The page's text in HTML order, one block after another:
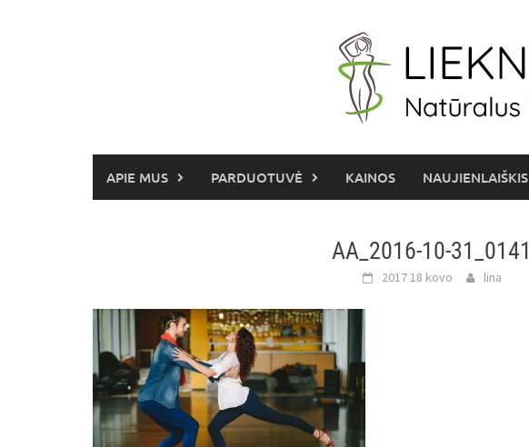
APIE MUS PARDUOTUVĖ KAINOS NAUJIENLAIŠKIS
AA_2016-10-31_0141
2017 18 kovo lina